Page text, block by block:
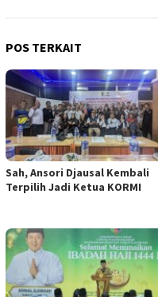
POS TERKAIT
Sah, Ansori Djausal Kembali
Terpilih Jadi Ketua KORMI